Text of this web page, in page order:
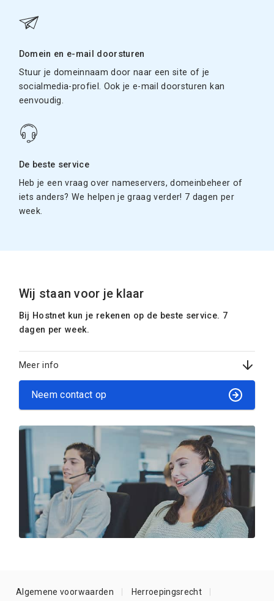
Domein en e-mail doorsturen
Stuur je domeinnaam door naar een site of je
socialmedia-profiel. Ook je e-mail doorsturen kan
eenvoudig.
De beste service
Heb je een vraag over nameservers, domeinbeheer of
iets anders? We helpen je graag verder! 7 dagen per
week.
Wij staan voor je klaar
Bij Hostnet kun je rekenen op de beste service. 7
dagen per week.
Meer info
Neem contact op
Algemene voorwaarden Herroepingsrecht